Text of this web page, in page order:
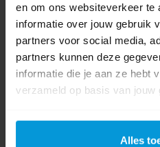
en om ons websiteverkeer te
informatie over jouw gebruik
partners voor social media,
partners kunnen deze
informatie die je aan ze hebt
verzameld op basis van
Alles
Nog vragen?
Onze product specialisten
Telefoon
024 372 72 92